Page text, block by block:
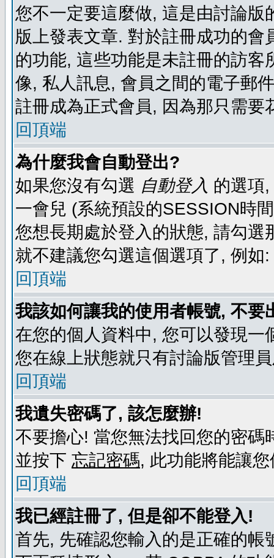
您不一定要這麼做, 這是由討論
版上發表文章. 對於註冊成功的
的功能, 這些功能是未註冊的訪
像, 私人訊息, 會員之間的電子郵
註冊成為正式會員, 因為那只需要
回頂端
為什麼我會自動登出?
如果您沒有勾選 自動登入 的選項
一會兒 (系統預設的SESSION時
您想長期處於登入的狀態, 請勾
就不建議您勾選這個選項了, 例
回頂端
我該如何讓我的使用者帳號, 不
在您的個人資料中, 您可以發現一
您在線上狀態就只有討論版管理
回頂端
我遺失密碼了, 該怎麼辦!
不要擔心! 當您無法找回您的密
並按下 忘記密碼, 此功能將能讓
回頂端
我已經註冊了, 但是卻不能登入!
首先, 先確認您輸入的是正確的